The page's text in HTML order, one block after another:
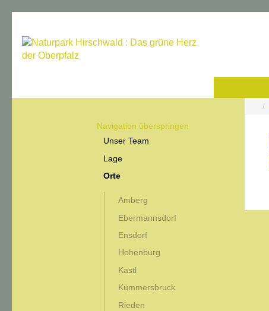
Navigation überspringen
Unser Team
Lage
Orte
Amberg
Ebermannsdorf
Ensdorf
Hohenburg
Kastl
Kümmersbruck
Rieden